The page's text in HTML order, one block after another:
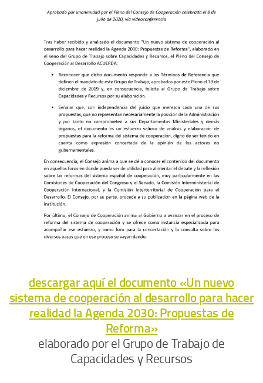
descargar aquí el documento «Un nuevo
sistema de cooperación al desarrollo para hacer
realidad la Agenda 2030: Propuestas de
Reforma»
elaborado por el Grupo de Trabajo de
Capacidades y Recursos